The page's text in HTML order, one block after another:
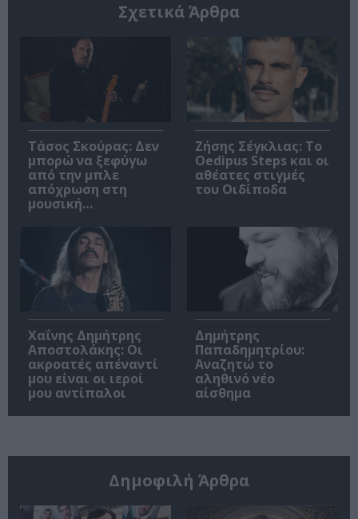
Σχετικά Άρθρα
Τάσος Σκούρας: Δεν
μπορώ να ξεφύγω
από την μπλε
απόχρωση στη
μουσική…
Ζήσης Σέγκλιας: Το
Oedipus Steps και οι
αθέατες στιγμές
του Οιδίποδα
Χαΐνης Δημήτρης
Αποστολάκης: Οι
ακροατές απέναντί
μου είναι οι ιεροί
μου αντίπαλοι
Δημήτρης
Παπαδημητρίου:
Αναζητώ το
αληθινό νέο
αίσθημα
Δημοφιλή Άρθρα